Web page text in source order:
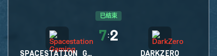
已结束
SPACESTATION GAMING
7:2
DARKZERO